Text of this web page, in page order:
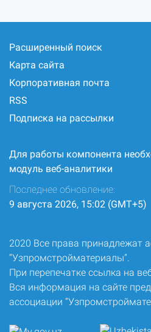
Расширенный поиск
Карта сайта
Корпоративная почта
RSS
Подписка на рассылки
Для работы компонента
модуль веб-аналитики
Последнее обновление:
9 августа 2026, 15:02 (GMT+5)
2020 Все права принадлежат
“Узпромстройматериалы”.
При перепечатке ссылка на
Вся информация на сайте
ассоциации